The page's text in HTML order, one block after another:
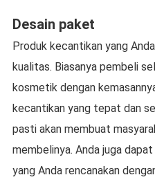
Desain paket
Produk kecantikan yang
kualitas. Biasanya pembeli
kosmetik dengan
kecantikan yang tepat dan
pasti akan membuat
membelinya. Anda juga
yang Anda rencanakan